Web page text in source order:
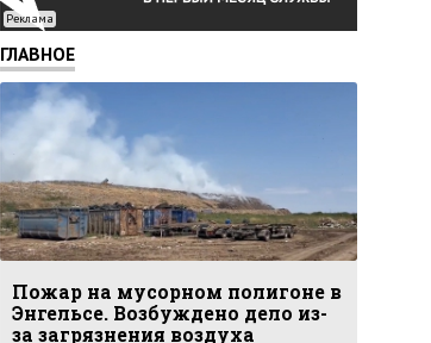
Реклама
ГЛАВНОЕ
Пожар на мусорном полигоне в
Энгельсе. Возбуждено дело из-
за загрязнения воздуха